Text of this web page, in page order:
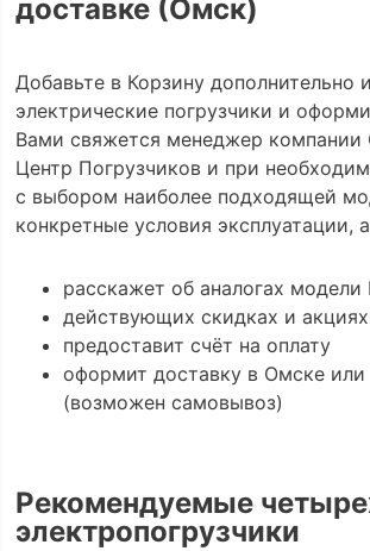
доставке (Омск)
Добавьте в Корзину дополнительно
электрические погрузчики и
Вами свяжется менеджер компании
Центр Погрузчиков и при
с выбором наиболее подходящей
конкретные условия эксплуатации,
расскажет об аналогах модели
действующих скидках и акциях
предоставит счёт на оплату
оформит доставку в Омске или
(возможен самовывоз)
Рекомендуемые
электропогрузчики